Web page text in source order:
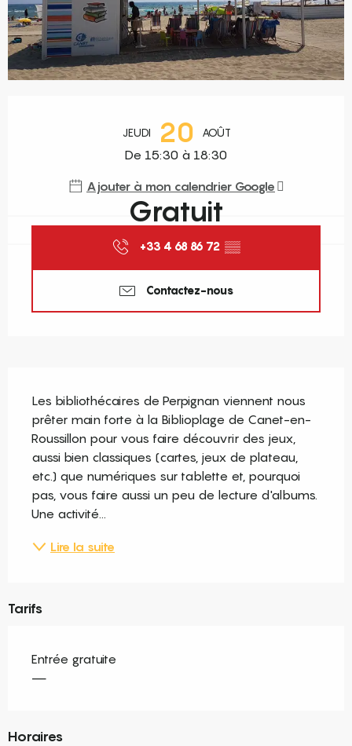
JEUDI 20 AOÛT
De 15:30 à 18:30
Ajouter à mon calendrier Google
Gratuit
+33 4 68 86 72 ▒▒
Contactez-nous
Les bibliothécaires de Perpignan viennent nous
prêter main forte à la Biblioplage de Canet-en-
Roussillon pour vous faire découvrir des jeux,
aussi bien classiques (cartes, jeux de plateau,
etc.) que numériques sur tablette et, pourquoi
pas, vous faire aussi un peu de lecture d'albums.
Une activité...
Lire la suite
Tarifs
Entrée gratuite
—
Horaires